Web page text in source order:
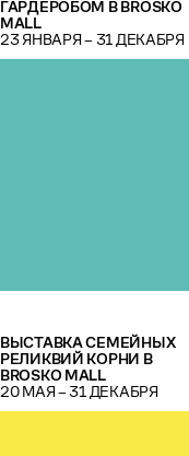
ГАРДЕРОБОМ В BROSKO
MALL
23 ЯНВАРЯ – 31 ДЕКАБРЯ
ВЫСТАВКА СЕМЕЙНЫХ
РЕЛИКВИЙ КОРНИ В
BROSKO MALL
20 МАЯ – 31 ДЕКАБРЯ